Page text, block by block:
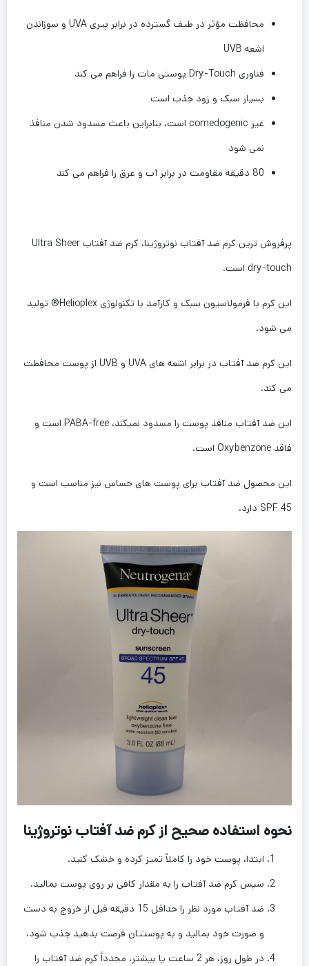
محافظت مؤثر در طیف گسترده در برابر پیری UVA و سوزاندن
اشعه UVB
فناوری Dry-Touch پوستی مات را فراهم می کند
بسیار سبک و زود جذب است
غیر comedogenic است، بنابراین باعث مسدود شدن منافذ
نمی شود
80 دقیقه مقاومت در برابر آب و عرق را فراهم می کند
پرفروش ترین کرم ضد آفتاب نوتروژینا، کرم ضد آفتاب Ultra Sheer
dry-touch است.
این کرم با فرمولاسیون سبک و کارآمد با تکنولوژی Helioplex® تولید
می شود.
این کرم ضد آفتاب در برابر اشعه های UVA و UVB از پوست محافظت
می کند.
این ضد آفتاب منافذ پوست را مسدود نمیکند، PABA-free است و
فاقد Oxybenzone است.
این محصول ضد آفتاب برای پوست های حساس نیز مناسب است و
SPF 45 دارد.
نحوه استفاده صحیح از کرم ضد آفتاب نوتروژینا
ابتدا، پوست خود را کاملاً تمیز کرده و خشک کنید.
سپس کرم ضد آفتاب را به مقدار کافی بر روی پوست بمالید.
ضد آفتاب مورد نظر را حداقل 15 دقیقه قبل از خروج به دست
و صورت خود بمالید و به پوستتان فرصت بدهید جذب شود.
در طول روز، هر 2 ساعت یا بیشتر، مجدداً کرم ضد آفتاب را